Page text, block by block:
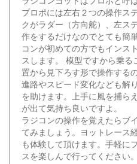
プロポには左右２つの操作ス
クがラダー（方向舵）、左ス
作をするだけなのでとても簡
コンが初めての方でもインス
スします。 模型ですから乗
置から見下ろす形で操作する
進路やスピード変化なども解
を助けます。上手に風を捕ら
が出て気持ち良いですよ。
ラジコンの操作を覚えたらブ
てみましょう。ヨットレース
も体験して頂けます。手軽に
スを楽しんで行ってください。